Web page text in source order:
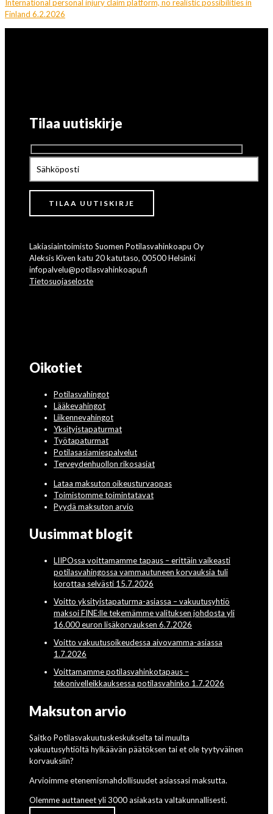
International personal injury claim platform, no realistic possibilities in
Finland 6.2.2026
Tilaa uutiskirje
Lakiasiaintoimisto Suomen Potilasvahinkoapu Oy
Aleksis Kiven katu 20 katutaso, 00500 Helsinki
infopalvelu@potilasvahinkoapu.fi
Tietosuojaseloste
Oikotiet
Potilasvahingot
Lääkevahingot
Liikennevahingot
Yksityistapaturmat
Työtapaturmat
Potilasasiamiespalvelut
Terveydenhuollon rikosasiat
Lataa maksuton oikeusturvaopas
Toimistomme toimintatavat
Pyydä maksuton arvio
Uusimmat blogit
LIIPOssa voittamamme tapaus – erittäin vaikeasti
potilasvahingossa vammautuneen korvauksia tuli
korottaa selvästi 15.7.2026
Voitto yksityistapaturma-asiassa – vakuutusyhtiö
maksoi FINE:lle tekemämme valituksen johdosta yli
16.000 euron lisäkorvauksen 6.7.2026
Voitto vakuutusoikeudessa aivovamma-asiassa
1.7.2026
Voittamamme potilasvahinkotapaus –
tekonivelleikkauksessa potilasvahinko 1.7.2026
Maksuton arvio
Saitko Potilasvakuutuskeskukselta tai muulta
vakuutusyhtiöltä hylkäävän päätöksen tai et ole tyytyväinen
korvauksiin?
Arvioimme etenemismahdollisuudet asiassasi maksutta.
Olemme auttaneet yli 3000 asiakasta valtakunnallisesti.